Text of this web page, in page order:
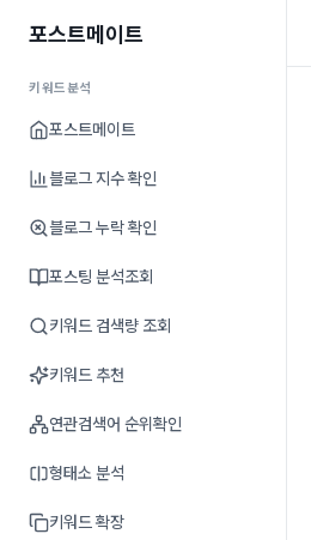
포스트메이트
키워드분석
포스트메이트
블로그 지수 확인
블로그 누락 확인
포스팅 분석조회
키워드 검색량 조회
키워드 추천
연관검색어 순위확인
형태소 분석
키워드 확장